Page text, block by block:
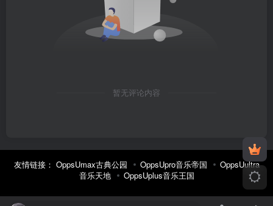
暂无评论内容
友情链接： OppsUmax古典公园 OppsUpro音乐帝国
OppsUultra
音乐天地
OppsUplus音乐王国